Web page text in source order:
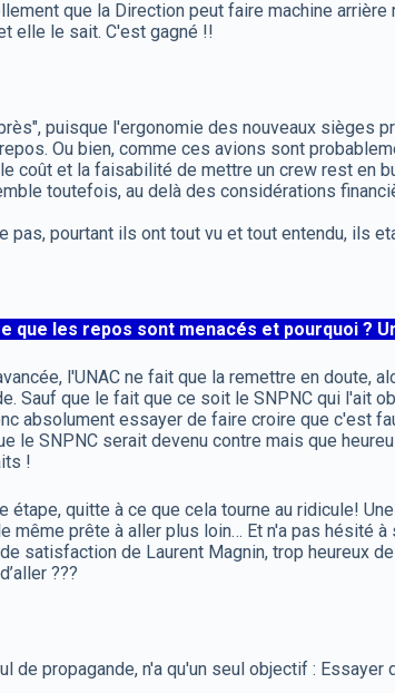
que la Direction peut faire machine
elle le sait. C'est gagné !!
puisque l'ergonomie des nouveaux sièges
Ou bien, comme ces avions sont
coût et la faisabilité de mettre un crew rest en
toutefois, au delà des considérations
pas, pourtant ils ont tout vu et tout entendu, ils
que les repos sont menacés et pourquoi ?
l'UNAC ne fait que la remettre en
Sauf que le fait que ce soit le SNPNC qui l'ait
absolument essayer de faire croire que c'est
le SNPNC serait devenu contre mais que
!
étape, quitte à ce que cela tourne au ridicule!
même prête à aller plus loin… Et n'a pas hésité
satisfaction de Laurent Magnin, trop heureux
???
de propagande, n'a qu'un seul objectif :